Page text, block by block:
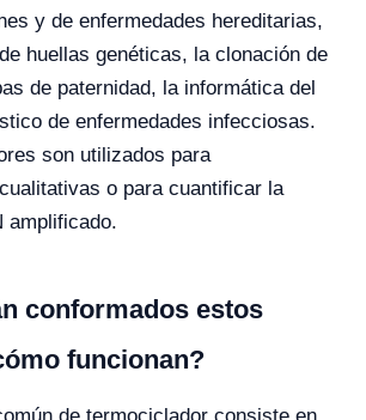
y de enfermedades hereditarias,
huellas genéticas, la clonación de
de paternidad, la informática del
de enfermedades infecciosas.
son utilizados para
o para cuantificar la
amplificado.
conformados estos
funcionan?